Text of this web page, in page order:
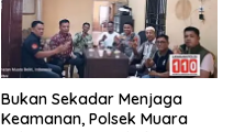
Bukan Sekadar Menjaga
Keamanan, Polsek Muara